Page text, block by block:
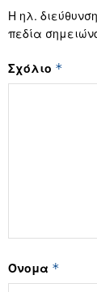
Η ηλ.
πεδία
Σχόλιο *
Όνομα *